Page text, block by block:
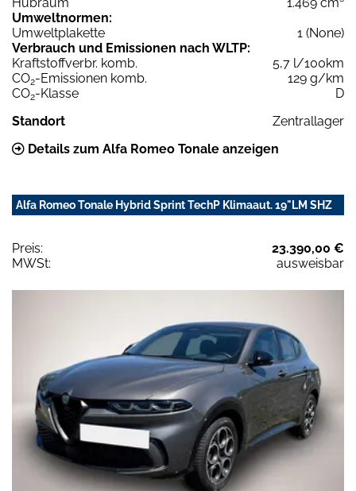
Umweltnormen:
Umweltplakette
1 (None)
Verbrauch und Emissionen nach WLTP:
Kraftstoffverbr. komb.
5,7 l/100km
CO2-Emissionen komb.
129 g/km
CO2-Klasse
D
Standort
Zentrallager
Details zum Alfa Romeo Tonale anzeigen
Alfa Romeo Tonale Hybrid Sprint TechP Klimaaut. 19"LM SHZ
Preis:
23.390,00 €
MWSt:
ausweisbar